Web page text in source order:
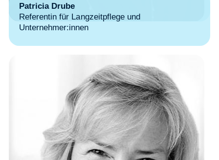
Patricia Drube
Referentin für Langzeitpflege und
Unternehmer:innen